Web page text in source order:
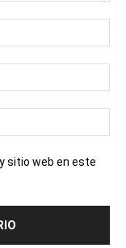
sitio web en este